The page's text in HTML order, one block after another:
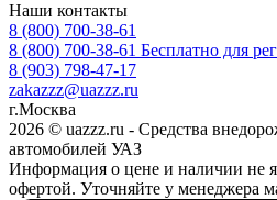
Наши контакты
8 (800) 700-38-61
8 (800) 700-38-61 Бесплатно для
8 (903) 798-47-17
zakazzz@uazzz.ru
г.Москва
2026 © uazzz.ru - Средства
автомобилей УАЗ
Информация о цене и наличии не
офертой. Уточняйте у менеджера